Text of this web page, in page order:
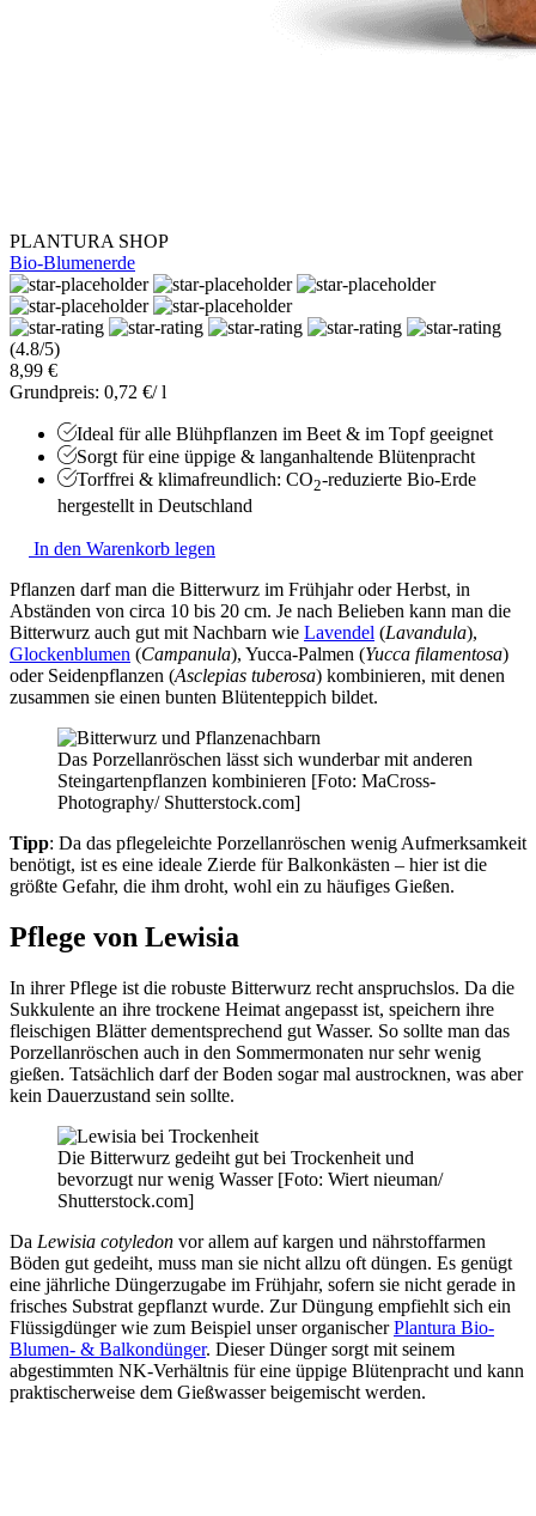
PLANTURA SHOP
Bio-Blumenerde
(4.8/5)
8,99 €
Grundpreis: 0,72 €/ l
Ideal für alle Blühpflanzen im Beet & im Topf geeignet
Sorgt für eine üppige & langanhaltende Blütenpracht
Torffrei & klimafreundlich: CO2-reduzierte Bio-Erde
hergestellt in Deutschland
In den Warenkorb legen
Pflanzen darf man die Bitterwurz im Frühjahr oder Herbst, in
Abständen von circa 10 bis 20 cm. Je nach Belieben kann man die
Bitterwurz auch gut mit Nachbarn wie Lavendel (Lavandula),
Glockenblumen (Campanula), Yucca-Palmen (Yucca filamentosa)
oder Seidenpflanzen (Asclepias tuberosa) kombinieren, mit denen
zusammen sie einen bunten Blütenteppich bildet.
Das Porzellanröschen lässt sich wunderbar mit anderen
Steingartenpflanzen kombinieren [Foto: MaCross-
Photography/ Shutterstock.com]
Tipp: Da das pflegeleichte Porzellanröschen wenig Aufmerksamkeit
benötigt, ist es eine ideale Zierde für Balkonkästen – hier ist die
größte Gefahr, die ihm droht, wohl ein zu häufiges Gießen.
Pflege von Lewisia
In ihrer Pflege ist die robuste Bitterwurz recht anspruchslos. Da die
Sukkulente an ihre trockene Heimat angepasst ist, speichern ihre
fleischigen Blätter dementsprechend gut Wasser. So sollte man das
Porzellanröschen auch in den Sommermonaten nur sehr wenig
gießen. Tatsächlich darf der Boden sogar mal austrocknen, was aber
kein Dauerzustand sein sollte.
Die Bitterwurz gedeiht gut bei Trockenheit und
bevorzugt nur wenig Wasser [Foto: Wiert nieuman/
Shutterstock.com]
Da Lewisia cotyledon vor allem auf kargen und nährstoffarmen
Böden gut gedeiht, muss man sie nicht allzu oft düngen. Es genügt
eine jährliche Düngerzugabe im Frühjahr, sofern sie nicht gerade in
frisches Substrat gepflanzt wurde. Zur Düngung empfiehlt sich ein
Flüssigdünger wie zum Beispiel unser organischerPlantura Bio-
Blumen- & Balkondünger. Dieser Dünger sorgt mit seinem
abgestimmten NK-Verhältnis für eine üppige Blütenpracht und kann
praktischerweise dem Gießwasser beigemischt werden.